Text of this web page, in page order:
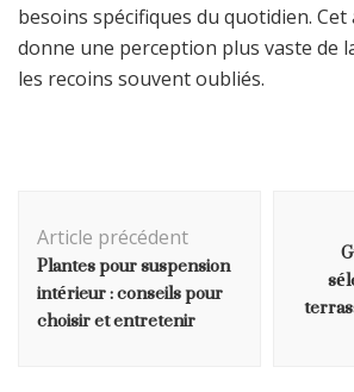
besoins spécifiques du quotidien.
donne une perception plus vaste de
les recoins souvent oubliés.
d'article
Article précédent
Plantes pour suspension
intérieur : conseils pour
choisir et entretenir